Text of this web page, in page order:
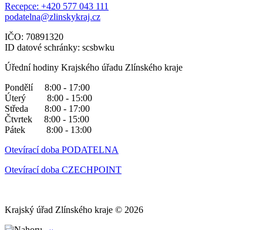
Recepce: +420 577 043 111
podatelna@zlinskykraj.cz
IČO: 70891320
ID datové schránky: scsbwku
Úřední hodiny Krajského úřadu Zlínského kraje
Pondělí 8:00 - 17:00
Úterý 8:00 - 15:00
Středa 8:00 - 17:00
Čtvrtek 8:00 - 15:00
Pátek 8:00 - 13:00
Otevírací doba PODATELNA
Otevírací doba CZECHPOINT
Krajský úřad Zlínského kraje © 2026